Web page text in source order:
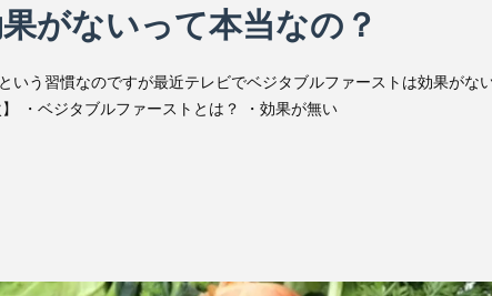
がないって本当なの？
う習慣なのですが最近テレビでベジタブルファーストは効果がな
・ベジタブルファーストとは？ ・効果が無い